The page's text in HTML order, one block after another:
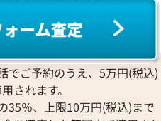
でご予約のうえ、5万円(税込)
されます。
35％、上限10万円(税込)まで